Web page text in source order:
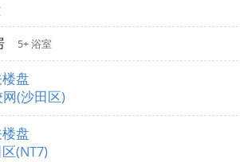
5+ 浴室
盘
(沙田区)
盘
(NT7)